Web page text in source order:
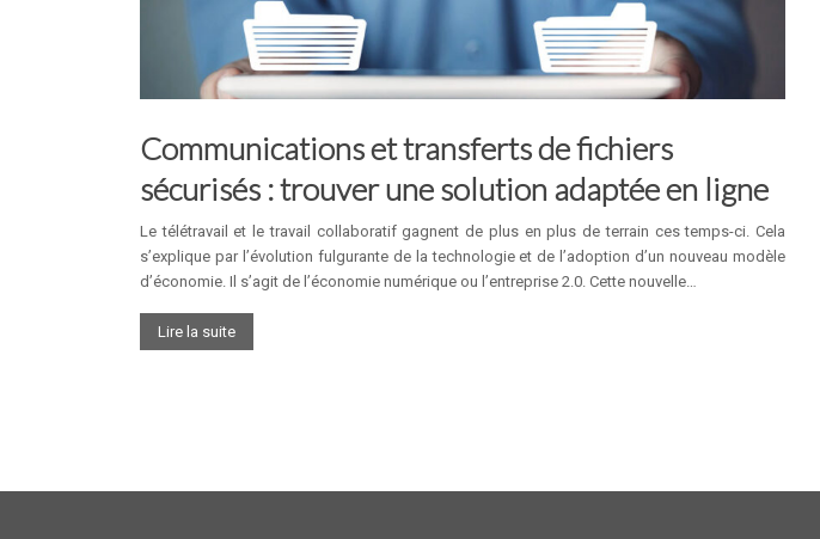
Communications et transferts de fichiers
sécurisés : trouver une solution adaptée en ligne
Le télétravail et le travail collaboratif gagnent de plus en plus de terrain ces temps-ci. Cela
s’explique par l’évolution fulgurante de la technologie et de l’adoption d’un nouveau modèle
d’économie. Il s’agit de l’économie numérique ou l’entreprise 2.0. Cette nouvelle…
Lire la suite